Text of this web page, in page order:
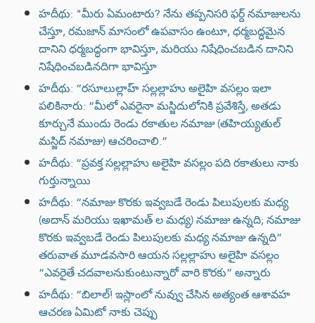
హదీథు: "మీరు ఏమంటారు? నేను తప్పనిసరి ఫర్ద్ నమాజులను
చేస్తూ, రమజాన్ మాసంలో ఉపవాసం ఉంటూ, ధర్మబద్ధమైన
దానిని ధర్మబద్ధంగా భావిస్తూ, మరియు నిషేధించబడిన దానిని
నిషేధించబడినదిగా భావిస్తూ
హదీథు: “రసూలుల్లాహ్ సల్లల్లాహు అలైహి వసల్లం ఇలా
పలికినారు: “మీలో ఎవరైనా మస్జిదులోనికి ప్రవేశిస్తే, అతడు
కూర్చునే ముందు రెండు రకాతుల నమాజు (తహియ్యతుల్
మస్జిద్ నమాజు) ఆచరించాలి.”
హదీథు: “ప్రవక్త సల్లల్లాహు అలైహి వసల్లం పది రకాతులు నాకు
గుర్తున్నాయి
హదీథు: “నమాజు కొరకు ఇవ్వబడే రెండు పిలుపులకు మధ్య
(అదాన్ మరియు ఇఖామత్ ల మధ్య) నమాజు ఉన్నది; నమాజు
కొరకు ఇవ్వబడే రెండు పిలుపులకు మధ్య నమాజు ఉన్నది”
తరువాత మూడవసారి ఆయన సల్లల్లాహు అలైహి వసల్లం
“ఎవరైతే చదవాలనుకుంటున్నారో వారి కొరకు” అన్నారు
హదీథు: “బిలాల్! ఇస్లాంలో నువ్వు చేసిన అత్యంత ఆశావహ
ఆచరణ ఏమిటో నాకు చెప్పు